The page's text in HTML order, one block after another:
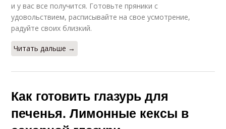
и у вас все получится. Готовьте пряники с
удовольствием, расписывайте на свое усмотрение,
радуйте своих близкий.
Читать дальше →
Как готовить глазурь для
печенья. Лимонные кексы в